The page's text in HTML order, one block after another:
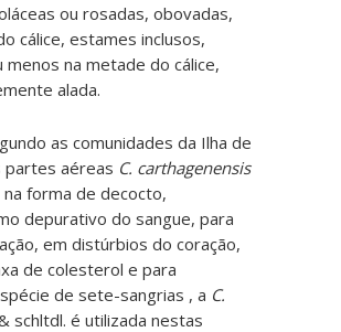
ou rosadas, obovadas,
cálice, estames inclusos,
menos na metade do cálice,
alada.
as comunidades da Ilha de
partes aéreas C. carthagenensis
forma de decocto,
depurativo do sangue, para
em distúrbios do coração,
de colesterol e para
de sete-sangrias , a C.
schltdl. é utilizada nestas